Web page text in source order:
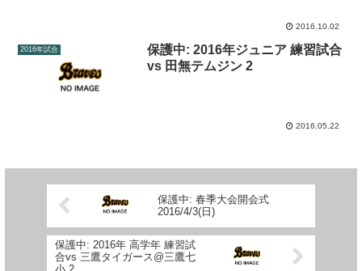
2016.10.02
2016年試合
保護中: 2016年ジュニア 練習試合
vs 田無テムジン 2
2016.05.22
保護中: 春季大会開会式
2016/4/3(日)
保護中: 2016年 高学年 練習試
合vs 三鷹タイガース@三鷹七